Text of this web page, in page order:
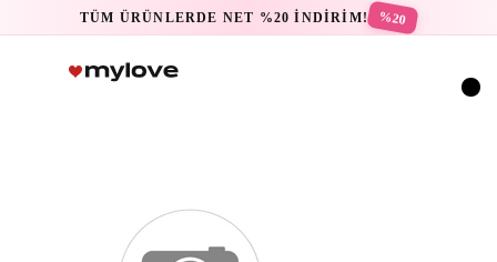
TÜM ÜRÜNLERDE NET %20 İNDİRİM! %20